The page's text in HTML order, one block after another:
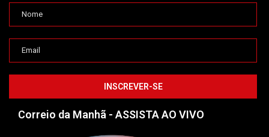
Correio da Manhã - ASSISTA AO VIVO